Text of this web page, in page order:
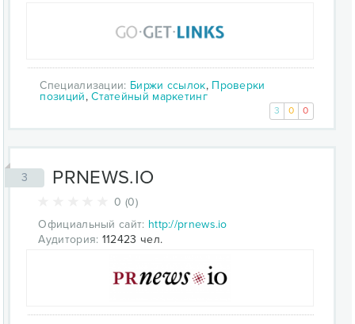
Специализации: Биржи ссылок, Проверки
позиций,Статейный маркетинг
3 0 0
3 PRNEWS.IO
0 (0)
Официальный сайт: http://prnews.io
Аудитория: 112423 чел.